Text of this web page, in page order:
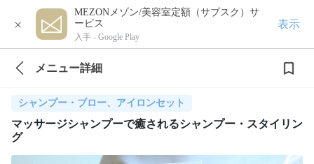
×
MEZONメゾン/美容室定額（サブスク）サ
ービス
入手 - Google Play
表示
メニュー詳細
シャンプー・ブロー、アイロンセット
マッサージシャンプーで癒されるシャンプー・スタイリン
グ